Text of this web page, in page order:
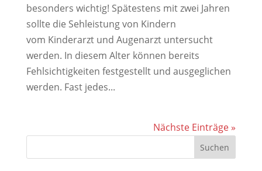
besonders wichtig! Spätestens mit zwei Jahren
sollte die Sehleistung von Kindern
vom Kinderarzt und Augenarzt untersucht
werden. In diesem Alter können bereits
Fehlsichtigkeiten festgestellt und ausgeglichen
werden. Fast jedes...
Nächste Einträge »
Suchen